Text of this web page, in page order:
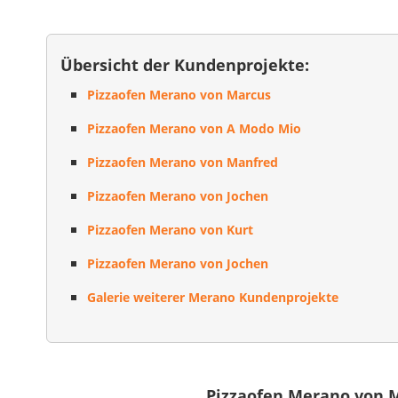
Übersicht der Kundenprojekte:
Pizzaofen Merano von Marcus
Pizzaofen Merano von A Modo Mio
Pizzaofen Merano von Manfred
Pizzaofen Merano von Jochen
Pizzaofen Merano von Kurt
Pizzaofen Merano von Jochen
Galerie weiterer Merano Kundenprojekte